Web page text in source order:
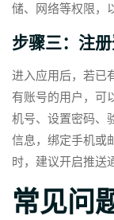
储、网络等权限，
步骤三：注
进入应用后，若已
有账号的用户，可
机号、设置密码、
信息，绑定手机或
时，建议开启推送
常见问